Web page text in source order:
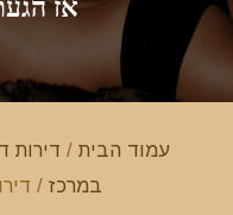
אז
עמוד הבית / דירות
במרכז /